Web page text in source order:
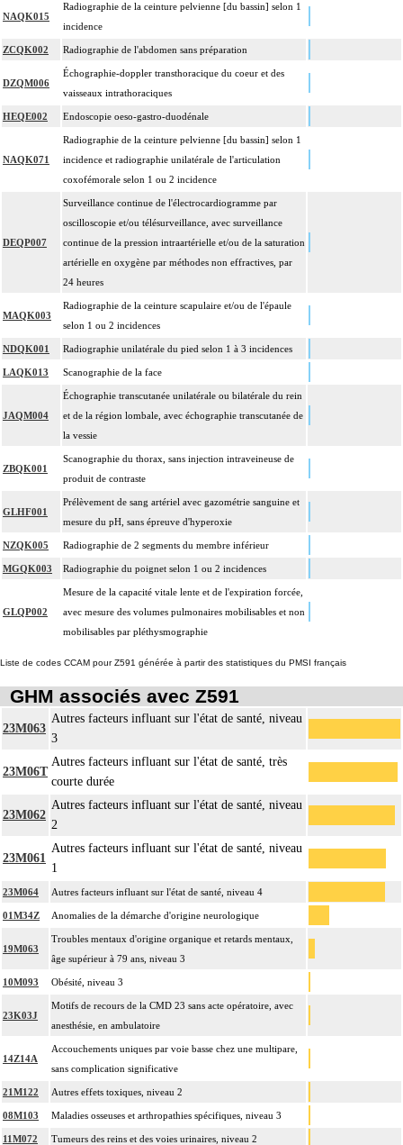
NAQK015
Radiographie de la ceinture pelvienne [du bassin] selon 1
incidence
ZCQK002 Radiographie de l'abdomen sans préparation
DZQM006
Échographie-doppler transthoracique du coeur et des
vaisseaux intrathoraciques
HEQE002 Endoscopie oeso-gastro-duodénale
NAQK071
Radiographie de la ceinture pelvienne [du bassin] selon 1
incidence et radiographie unilatérale de l'articulation
coxofémorale selon 1 ou 2 incidence
DEQP007
Surveillance continue de l'électrocardiogramme par
oscilloscopie et/ou télésurveillance, avec surveillance
continue de la pression intraartérielle et/ou de la saturation
artérielle en oxygène par méthodes non effractives, par
24 heures
MAQK003
Radiographie de la ceinture scapulaire et/ou de l'épaule
selon 1 ou 2 incidences
NDQK001 Radiographie unilatérale du pied selon 1 à 3 incidences
LAQK013 Scanographie de la face
JAQM004
Échographie transcutanée unilatérale ou bilatérale du rein
et de la région lombale, avec échographie transcutanée de
la vessie
ZBQK001
Scanographie du thorax, sans injection intraveineuse de
produit de contraste
GLHF001
Prélèvement de sang artériel avec gazométrie sanguine et
mesure du pH, sans épreuve d'hyperoxie
NZQK005 Radiographie de 2 segments du membre inférieur
MGQK003 Radiographie du poignet selon 1 ou 2 incidences
GLQP002
Mesure de la capacité vitale lente et de l'expiration forcée,
avec mesure des volumes pulmonaires mobilisables et non
mobilisables par pléthysmographie
Liste de codes CCAM pour Z591 générée à partir des statistiques du PMSI français
GHM associés avec Z591
23M063
Autres facteurs influant sur l'état de santé, niveau
3
23M06T
Autres facteurs influant sur l'état de santé, très
courte durée
23M062
Autres facteurs influant sur l'état de santé, niveau
2
23M061
Autres facteurs influant sur l'état de santé, niveau
1
23M064 Autres facteurs influant sur l'état de santé, niveau 4
01M34Z Anomalies de la démarche d'origine neurologique
19M063
Troubles mentaux d'origine organique et retards mentaux,
âge supérieur à 79 ans, niveau 3
10M093 Obésité, niveau 3
23K03J
Motifs de recours de la CMD 23 sans acte opératoire, avec
anesthésie, en ambulatoire
14Z14A
Accouchements uniques par voie basse chez une multipare,
sans complication significative
21M122 Autres effets toxiques, niveau 2
08M103 Maladies osseuses et arthropathies spécifiques, niveau 3
11M072 Tumeurs des reins et des voies urinaires, niveau 2